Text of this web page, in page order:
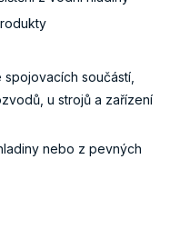
součástí,
u strojů a zařízení
nebo z pevných